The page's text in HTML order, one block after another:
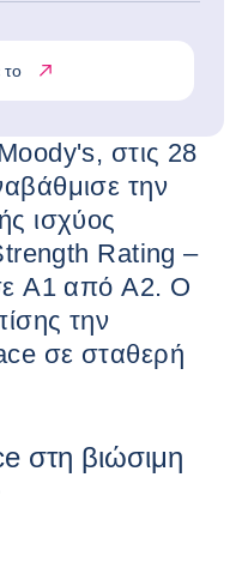
το
στις 28
την
ισχύος
Rating –
A1 από A2. Ο
την
σε σταθερή
στη βιώσιμη